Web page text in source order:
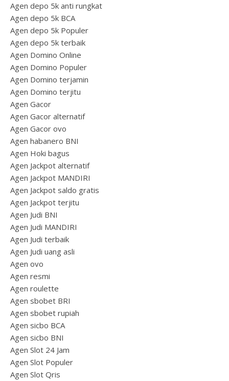
Agen depo 5k anti rungkat
Agen depo 5k BCA
Agen depo 5k Populer
Agen depo 5k terbaik
Agen Domino Online
Agen Domino Populer
Agen Domino terjamin
Agen Domino terjitu
Agen Gacor
Agen Gacor alternatif
Agen Gacor ovo
Agen habanero BNI
Agen Hoki bagus
Agen Jackpot alternatif
Agen Jackpot MANDIRI
Agen Jackpot saldo gratis
Agen Jackpot terjitu
Agen Judi BNI
Agen Judi MANDIRI
Agen Judi terbaik
Agen Judi uang asli
Agen ovo
Agen resmi
Agen roulette
Agen sbobet BRI
Agen sbobet rupiah
Agen sicbo BCA
Agen sicbo BNI
Agen Slot 24 Jam
Agen Slot Populer
Agen Slot Qris